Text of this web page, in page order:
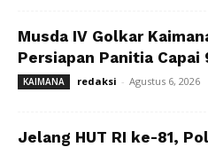
Musda IV Golkar
Persiapan Panitia Capai
KAIMANA redaksi - Agustus 6, 2026
Jelang HUT RI ke-81,